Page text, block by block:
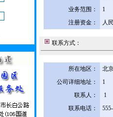
业务范围：
1
注册资金：
人
联系方式：
所在地区：
北
公司详细地址：
1
联系人：
1
联系电话：